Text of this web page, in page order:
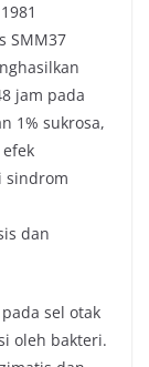
SMM37
jam pada
1% sukrosa,
efek
sindrom
dan
sel otak
oleh bakteri.